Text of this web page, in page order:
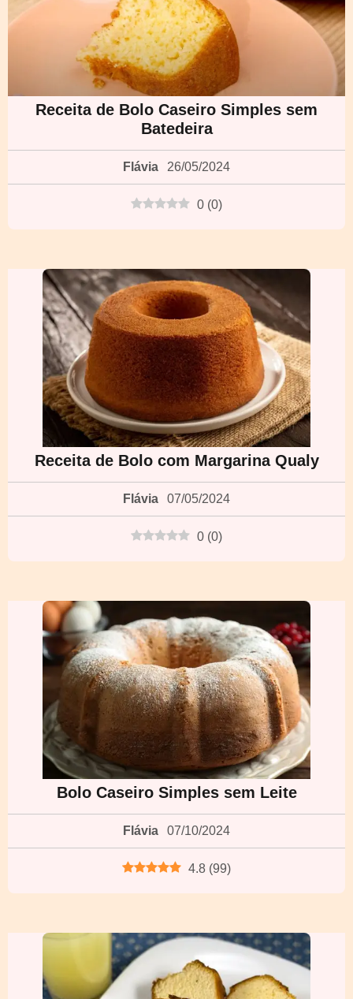
Receita de Bolo Caseiro Simples sem
Batedeira
Flávia 26/05/2024
0 (0)
Receita de Bolo com Margarina Qualy
Flávia 07/05/2024
0 (0)
Bolo Caseiro Simples sem Leite
Flávia 07/10/2024
4.8 (99)